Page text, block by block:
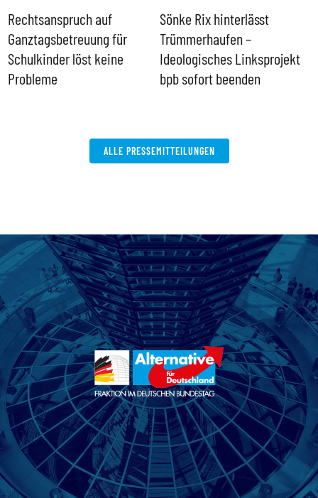
Rechtsanspruch auf
Ganztagsbetreuung für
Schulkinder löst keine
Probleme
Sönke Rix hinterlässt
Trümmerhaufen –
Ideologisches Linksprojekt
bpb sofort beenden
ALLE PRESSEMITTEILUNGEN